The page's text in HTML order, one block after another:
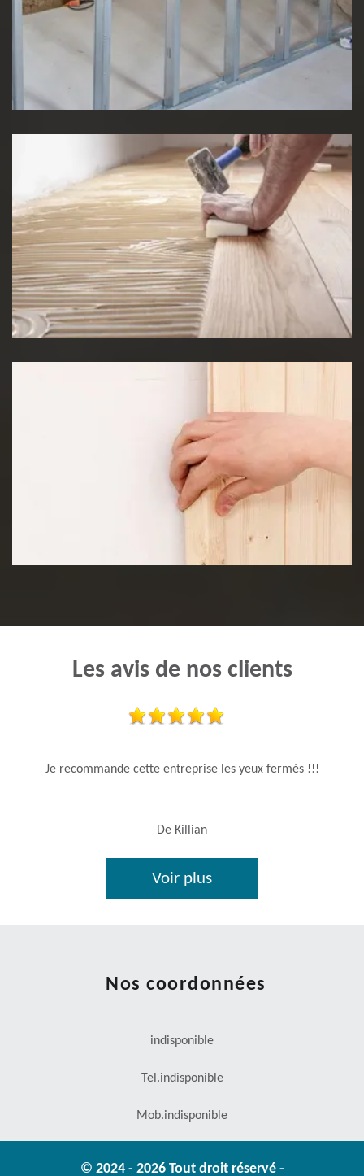
Pose de cloison
Pose de Lino
Les avis de nos clients
Je recommande cette entreprise les yeux fermés !!!
De Killian
Voir plus
Nos coordonnées
indisponible
Tel.indisponible
Mob.indisponible
© 2024 - 2026 Tout droit réservé -